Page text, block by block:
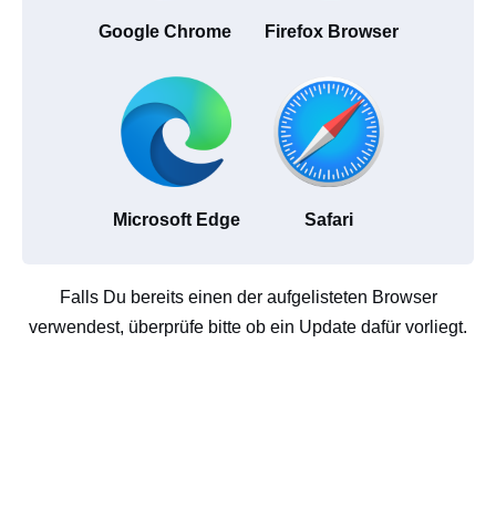
Google Chrome Firefox Browser
Microsoft Edge Safari
Falls Du bereits einen der aufgelisteten Browser
verwendest, überprüfe bitte ob ein Update dafür vorliegt.